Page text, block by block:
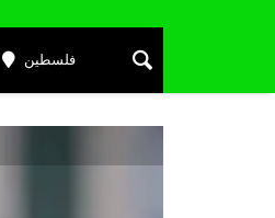
فلسطين